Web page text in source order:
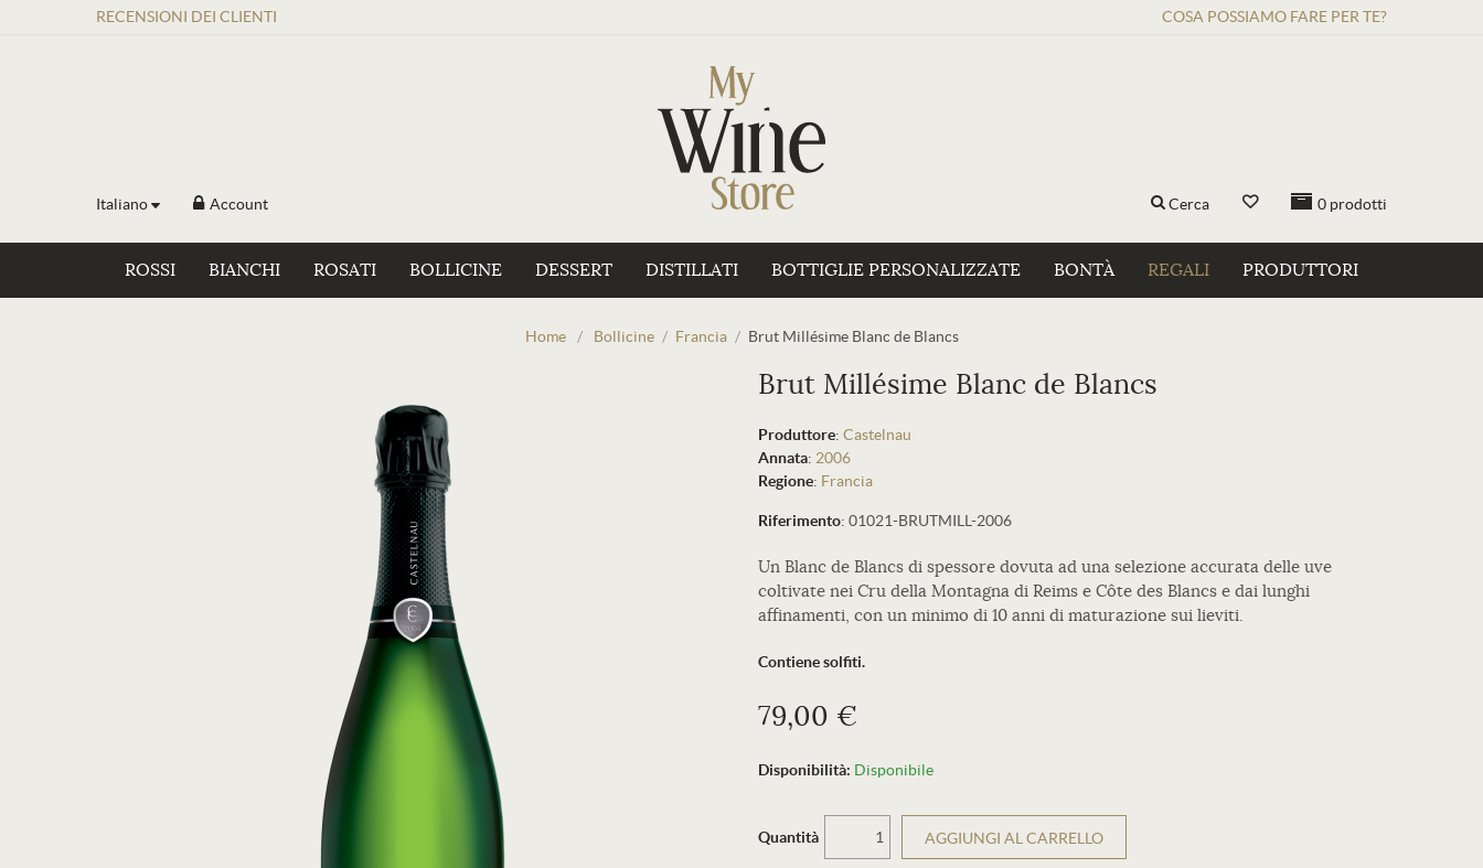
RECENSIONI DEI CLIENTI COSA POSSIAMO FARE PER TE?
Italiano Account 0 prodotti
Cerca
ROSSI BIANCHI ROSATI BOLLICINE DESSERT DISTILLATI BOTTIGLIE PERSONALIZZATE BONTÀ REGALI PRODUTTORI
Home / Bollicine / Francia / Brut Millésime Blanc de Blancs
Brut Millésime Blanc de Blancs
Produttore: Castelnau
Annata: 2006
Regione: Francia
Riferimento: 01021-BRUTMILL-2006
Un Blanc de Blancs di spessore dovuta ad una selezione accurata delle uve
coltivate nei Cru della Montagna di Reims e Côte des Blancs e dai lunghi
affinamenti, con un minimo di 10 anni di maturazione sui lieviti.
Contiene solfiti.
79,00 €
Disponibilità: Disponibile
Quantità AGGIUNGI AL CARRELLO